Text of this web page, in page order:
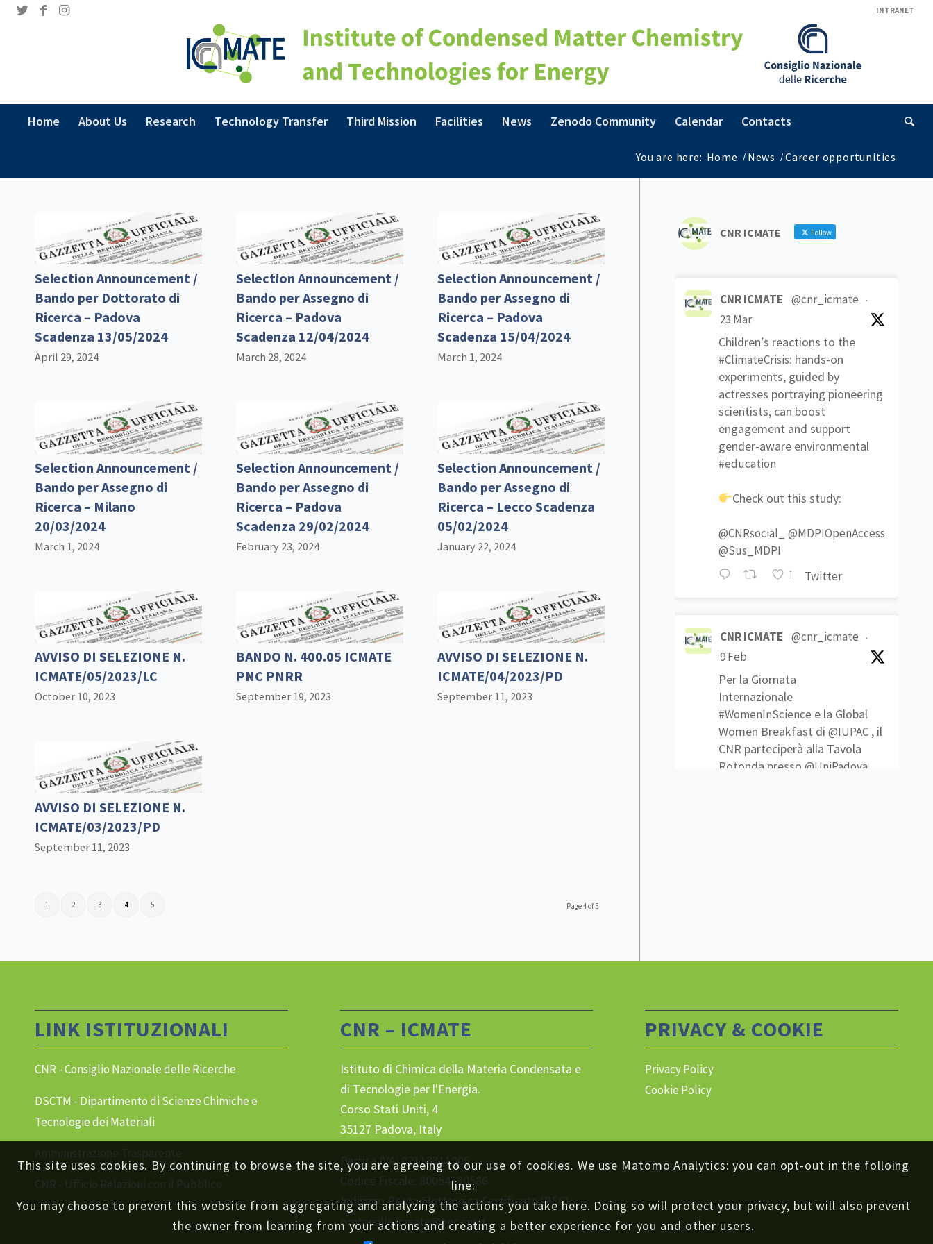
INTRANET
Home About Us Research Technology Transfer Third Mission Facilities News Zenodo Community Calendar Contacts
You are here: Home / News /Career opportunities
Selection Announcement /
Bando per Dottorato di
Ricerca – Padova
Scadenza 13/05/2024
April 29, 2024
Selection Announcement /
Bando per Assegno di
Ricerca – Padova
Scadenza 12/04/2024
March 28, 2024
Selection Announcement /
Bando per Assegno di
Ricerca – Padova
Scadenza 15/04/2024
March 1, 2024
Selection Announcement /
Bando per Assegno di
Ricerca – Milano
20/03/2024
March 1, 2024
Selection Announcement /
Bando per Assegno di
Ricerca – Padova
Scadenza 29/02/2024
February 23, 2024
Selection Announcement /
Bando per Assegno di
Ricerca – Lecco Scadenza
05/02/2024
January 22, 2024
AVVISO DI SELEZIONE N.
ICMATE/05/2023/LC
October 10, 2023
BANDO N. 400.05 ICMATE
PNC PNRR
September 19, 2023
AVVISO DI SELEZIONE N.
ICMATE/04/2023/PD
September 11, 2023
AVVISO DI SELEZIONE N.
ICMATE/03/2023/PD
September 11, 2023
Page 4 of 5
1 2 3 4 5
CNR ICMATE Follow
CNR ICMATE @cnr_icmate ·
23 Mar
Children’s reactions to the
#ClimateCrisis: hands-on
experiments, guided by
actresses portraying pioneering
scientists, can boost
engagement and support
gender-aware environmental
#education
Check out this study:
@CNRsocial_
@MDPIOpenAccess
@Sus_MDPI
1 Twitter
CNR ICMATE @cnr_icmate ·
9 Feb
Per la Giornata
Internazionale
#WomenInScience e la Global
Women Breakfast di @IUPAC, il
CNR parteciperà alla Tavola
Rotonda presso @UniPadova
26 Nov
finanziato dalla Commissione
Europea
Registrazione:
http://l.cnr.it/eye-webinar
#EENCanHelp
@CNRsocial_
LINK ISTITUZIONALI
CNR - Consiglio Nazionale delle Ricerche
DSCTM - Dipartimento di Scienze Chimiche e
Tecnologie dei Materiali
Amministrazione Trasparente
CNR - Ufficio Relazioni con il Pubblico
CNR – ICMATE
Istituto di Chimica della Materia Condensata e
di Tecnologie per l'Energia.
Corso Stati Uniti, 4
35127 Padova, Italy
Partita IVA: 02118311006
Codice Fiscale: 80054330586
Indirizzo Posta Elettronica Certificata (PEC):
protocollo.icmate@pec.cnr.it
PRIVACY & COOKIE
Privacy Policy
Cookie Policy
This site uses cookies. By continuing to browse the site, you are agreeing to our use of cookies. We use Matomo Analytics: you can opt-out in the folloing
line:
You may choose to prevent this website from aggregating and analyzing the actions you take here. Doing so will protect your privacy, but will also prevent
the owner from learning from your actions and creating a better experience for you and other users.